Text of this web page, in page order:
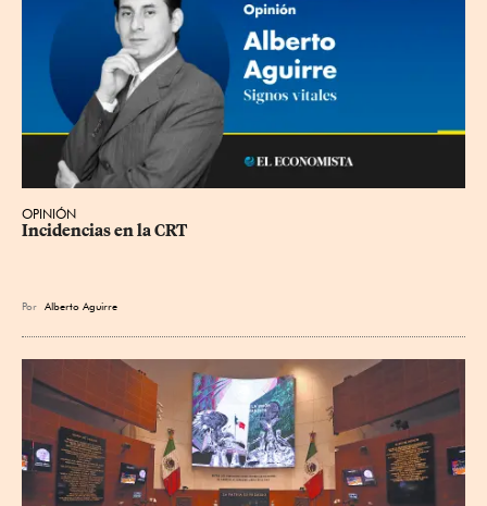
OPINIÓN
Incidencias en la CRT
Por Alberto Aguirre